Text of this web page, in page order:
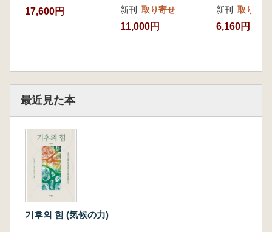
17,600円 新刊 取り寄せ
11,000円
新刊 取り寄せ
6,160円
最近見た本
기후의 힘 (気候の力)